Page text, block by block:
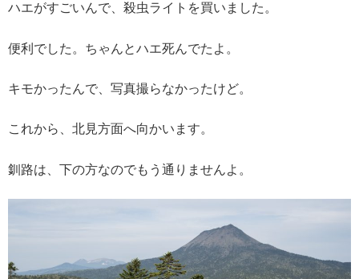
ハエがすごいんで、殺虫ライトを買いました。
便利でした。ちゃんとハエ死んでたよ。
キモかったんで、写真撮らなかったけど。
これから、北見方面へ向かいます。
釧路は、下の方なのでもう通りませんよ。